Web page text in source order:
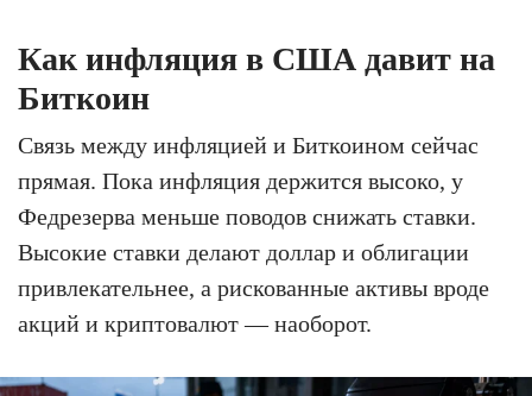
Как инфляция в США давит на
Биткоин
Связь между инфляцией и Биткоином сейчас
прямая. Пока инфляция держится высоко, у
Федрезерва меньше поводов снижать ставки.
Высокие ставки делают доллар и облигации
привлекательнее, а рискованные активы вроде
акций и криптовалют — наоборот.